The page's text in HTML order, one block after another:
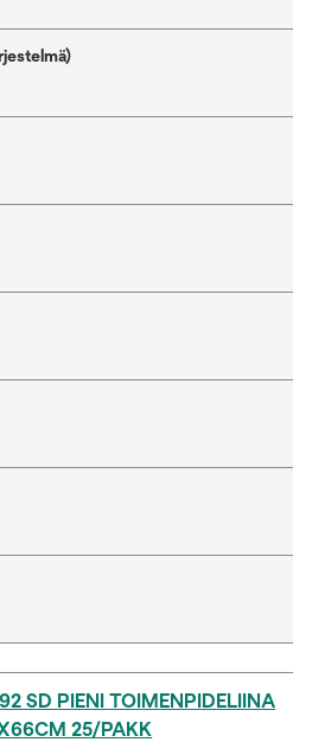
SD PIENI TOIMENPIDELIINA
25/PAKK